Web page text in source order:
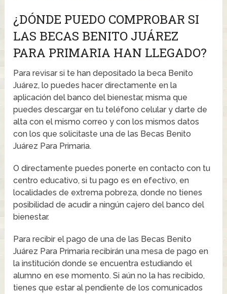
¿DÓNDE PUEDO COMPROBAR SI
LAS BECAS BENITO JUÁREZ
PARA PRIMARIA HAN LLEGADO?
Para revisar si te han depositado la beca Benito
Juárez, lo puedes hacer directamente en la
aplicación del banco del bienestar, misma que
puedes descargar en tu teléfono celular y darte de
alta con el mismo correo y con los mismos datos
con los que solicitaste una de las Becas Benito
Juárez Para Primaria.
O directamente puedes ponerte en contacto con tu
centro educativo, si tu pago es en efectivo, en
localidades de extrema pobreza, donde no tienes
posibilidad de acudir a ningún cajero del banco del
bienestar.
Para recibir el pago de una de las Becas Benito
Juárez Para Primaria recibirán una mesa de pago en
la institución donde se encuentra estudiando el
alumno en ese momento. Si aún no la has recibido,
tienes que estar al pendiente de los comunicados